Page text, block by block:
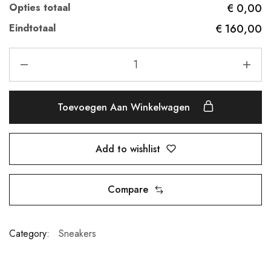
Opties totaal € 0,00
Eindtotaal € 160,00
Toevoegen Aan Winkelwagen
Add to wishlist
Compare
Category: Sneakers